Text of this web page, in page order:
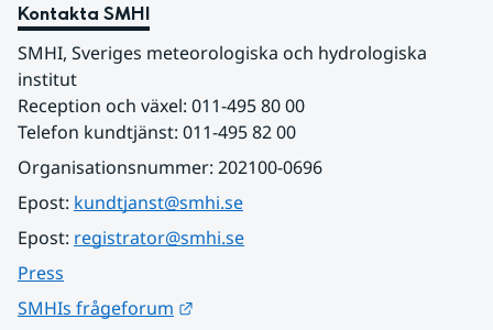
Kontakta SMHI
SMHI, Sveriges meteorologiska och hydrologiska
institut
Reception och växel: 011-495 80 00
Telefon kundtjänst: 011-495 82 00
Organisationsnummer: 202100-0696
Epost: kundtjanst@smhi.se
Epost: registrator@smhi.se
Press
SMHIs frågeforum